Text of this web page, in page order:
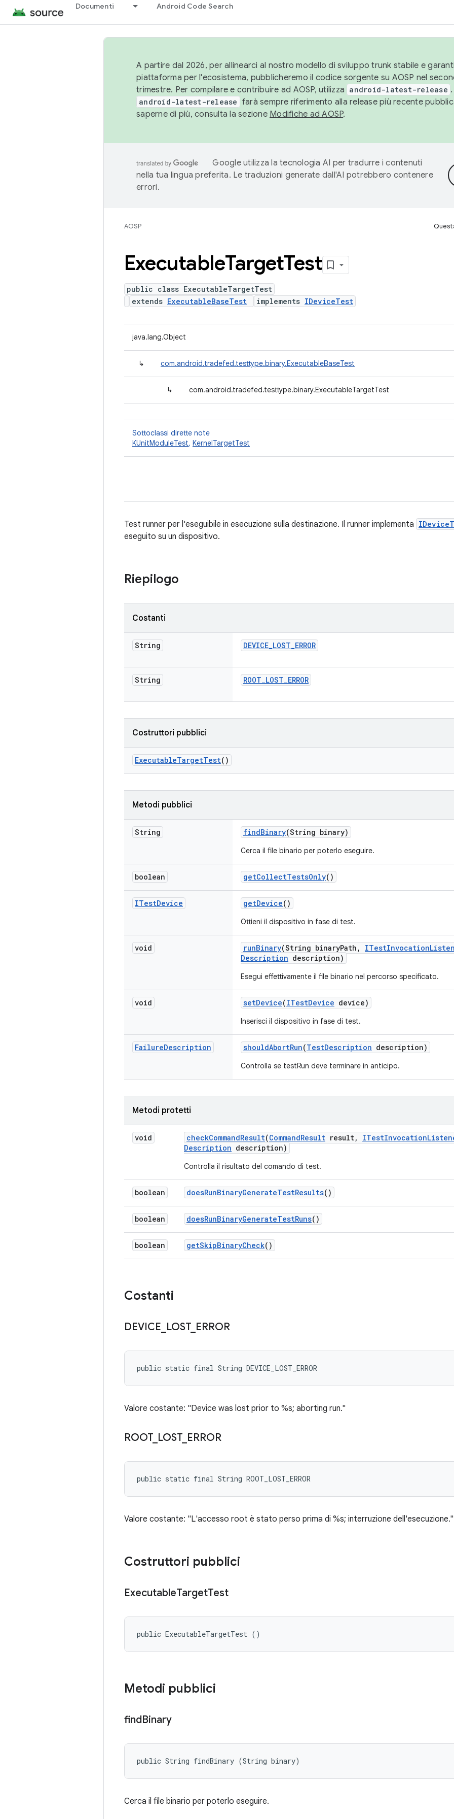
Documenti Android Code Search
A partire dal 2026, per allinearci al nostro modello di sviluppo trunk stabile e
piattaforma per l'ecosistema, pubblicheremo il codice sorgente su AOSP nel
trimestre. Per compilare e contribuire ad AOSP, utilizza android-latest-release
android-latest-release farà sempre riferimento alla release più recente
saperne di più, consulta la sezione Modifiche ad AOSP.
Google utilizza la tecnologia AI per tradurre i contenuti
nella tua lingua preferita. Le traduzioni generate dall'AI potrebbero contenere
errori.
AOSP
ExecutableTargetTest
public class ExecutableTargetTest
extends ExecutableBaseTest implements IDeviceTest
java.lang.Object
↳ com.android.tradefed.testtype.binary.ExecutableBaseTest
↳ com.android.tradefed.testtype.binary.ExecutableTargetTest
Sottoclassi dirette note
KUnitModuleTest, KernelTargetTest
Test runner per l'eseguibile in esecuzione sulla destinazione. Il runner implementa
eseguito su un dispositivo.
Riepilogo
Costanti
String DEVICE_LOST_ERROR
String ROOT_LOST_ERROR
Costruttori pubblici
ExecutableTargetTest()
Metodi pubblici
String findBinary(String binary)
Cerca il file binario per poterlo eseguire.
boolean getCollectTestsOnly()
ITestDevice getDevice()
Ottieni il dispositivo in fase di test.
void runBinary(String binaryPath , ITestInvocation
Description description)
Esegui effettivamente il file binario nel percorso specificato.
void setDevice(ITestDevice device)
Inserisci il dispositivo in fase di test.
FailureDescription shouldAbortRun(TestDescription description)
Controlla se testRun deve terminare in anticipo.
Metodi protetti
void checkCommandResult(CommandResult result, ITestInvocation
Description description)
Controlla il risultato del comando di test.
boolean doesRunBinaryGenerateTestResults()
boolean doesRunBinaryGenerateTestRuns()
boolean getSkipBinaryCheck()
Costanti
DEVICE LOST_ ERROR
public static final String DEVICE_LOST_ERROR
Valore costante: "Device was lost prior to %s; aborting run."
ROOT_ LOST_ ERROR
public static final String ROOT_LOST_ERROR
Valore costante: "L'accesso root è stato perso prima di %s; interruzione dell'esecuzione."
Costruttori pubblici
ExecutableTargetTest
public ExecutableTargetTest ()
Metodi pubblici
findBinary
public String findBinary (String binary)
Cerca il file binario per poterlo eseguire.